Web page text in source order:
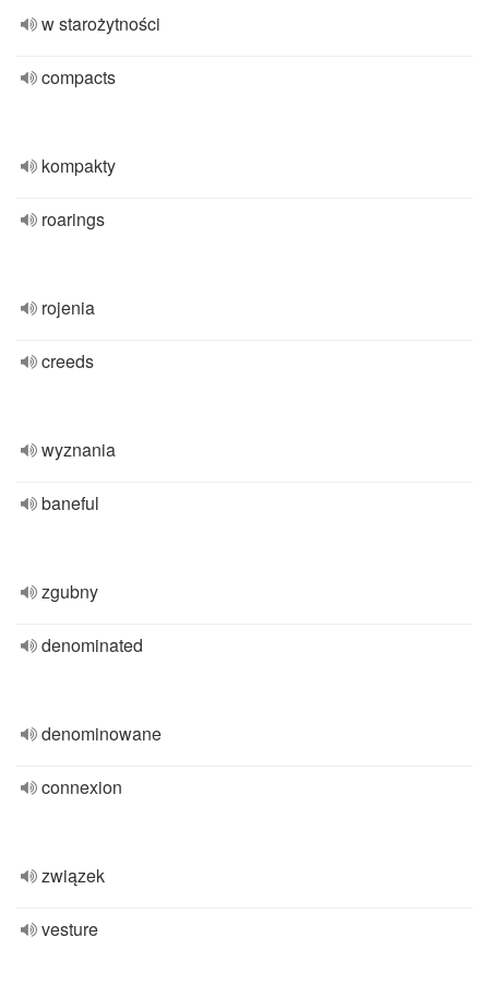
w starożytności
compacts
kompakty
roarings
rojenia
creeds
wyznania
baneful
zgubny
denominated
denominowane
connexion
związek
vesture